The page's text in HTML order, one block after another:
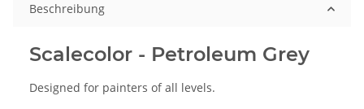
Beschreibung
Scalecolor - Petroleum Grey
Designed for painters of all levels.